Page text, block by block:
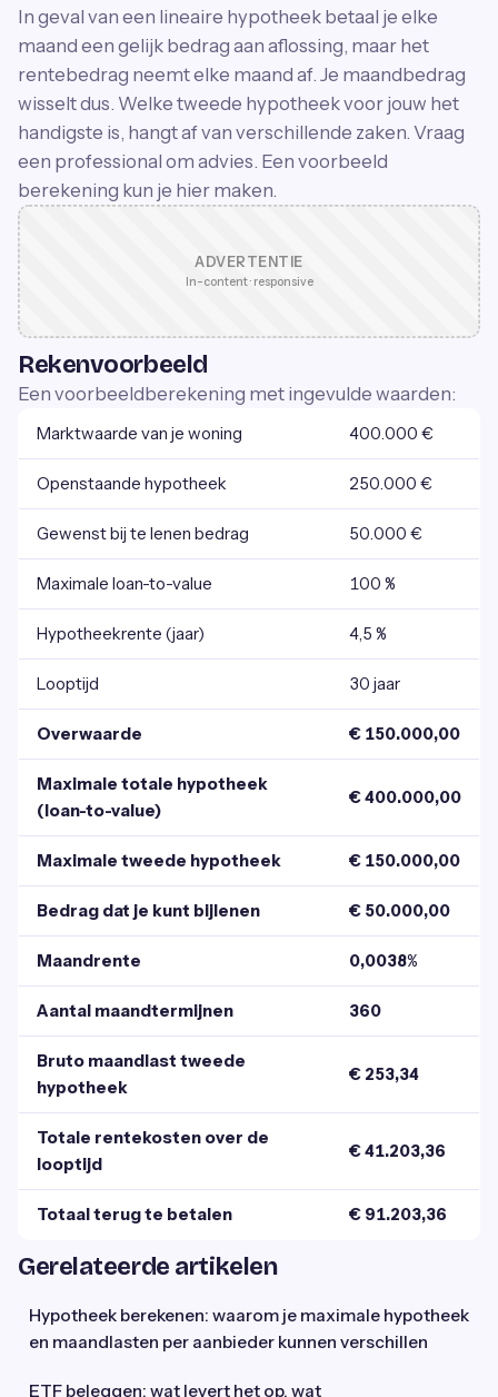
In geval van een lineaire hypotheek betaal je elke
maand een gelijk bedrag aan aflossing, maar het
rentebedrag neemt elke maand af. Je maandbedrag
wisselt dus. Welke tweede hypotheek voor jouw het
handigste is, hangt af van verschillende zaken. Vraag
een professional om advies. Een voorbeeld
berekening kun je hier maken.
ADVERTENTIE
In-content · responsive
Rekenvoorbeeld
Een voorbeeldberekening met ingevulde waarden:
Marktwaarde van je woning 400.000 €
Openstaande hypotheek 250.000 €
Gewenst bij te lenen bedrag 50.000 €
Maximale loan-to-value 100 %
Hypotheekrente (jaar) 4,5 %
Looptijd 30 jaar
Overwaarde € 150.000,00
Maximale totale hypotheek
(loan-to-value)
€ 400.000,00
Maximale tweede hypotheek € 150.000,00
Bedrag dat je kunt bijlenen € 50.000,00
Maandrente 0,0038%
Aantal maandtermijnen 360
Bruto maandlast tweede
hypotheek
€ 253,34
Totale rentekosten over de
looptijd
€ 41.203,36
Totaal terug te betalen € 91.203,36
Gerelateerde artikelen
Hypotheek berekenen: waarom je maximale hypotheek
en maandlasten per aanbieder kunnen verschillen
ETF beleggen: wat levert het op, wat